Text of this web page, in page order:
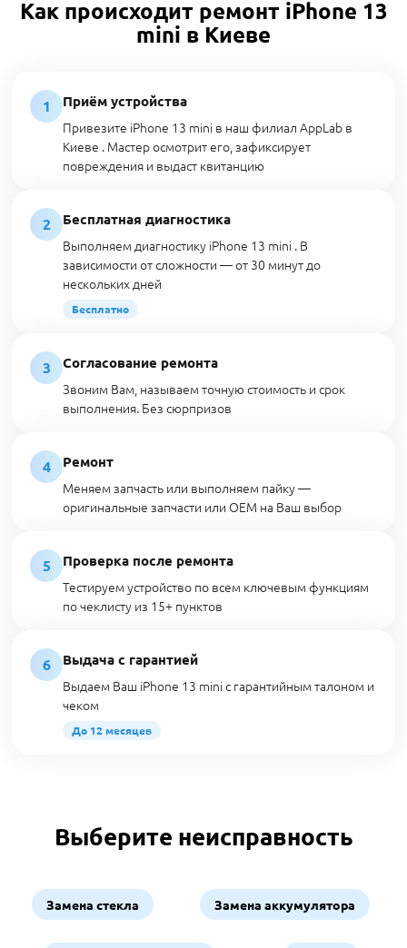
Как происходит ремонт iPhone 13
mini в Киеве
1
Приём устройства
Привезите iPhone 13 mini в наш филиал AppLab в
Киеве . Мастер осмотрит его, зафиксирует
повреждения и выдаст квитанцию
2
Бесплатная диагностика
Выполняем диагностику iPhone 13 mini . В
зависимости от сложности — от 30 минут до
нескольких дней
Бесплатно
3
Согласование ремонта
Звоним Вам, называем точную стоимость и срок
выполнения. Без сюрпризов
4
Ремонт
Меняем запчасть или выполняем пайку —
оригинальные запчасти или OEM на Ваш выбор
5
Проверка после ремонта
Тестируем устройство по всем ключевым функциям
по чеклисту из 15+ пунктов
6
Выдача с гарантией
Выдаем Ваш iPhone 13 mini с гарантийным талоном и
чеком
До 12 месяцев
Выберите неисправность
Замена стекла Замена аккумулятора